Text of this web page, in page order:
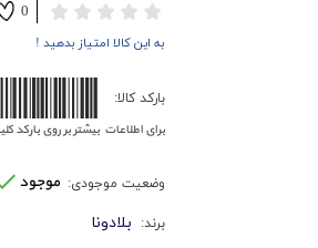
0
به این کالا امتیاز بدهید !
بارکد کالا:
برای اطلاعات بیشتر بر روی بارکد
وضعیت موجودی: موجود
برند: بلادونا